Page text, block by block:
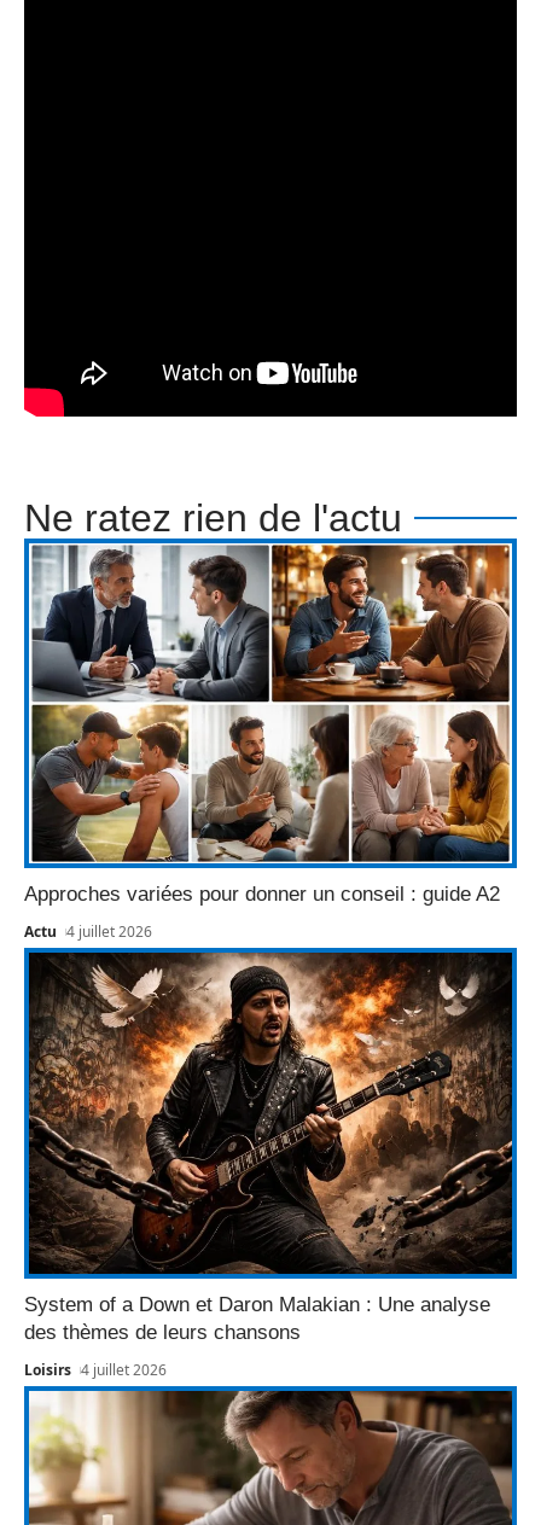
Ne ratez rien de l'actu
Approches variées pour donner un conseil : guide A2
Actu 4 juillet 2026
System of a Down et Daron Malakian : Une analyse
des thèmes de leurs chansons
Loisirs 4 juillet 2026